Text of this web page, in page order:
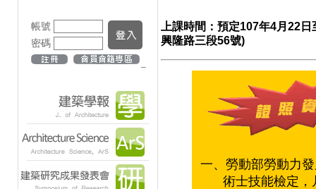
帳號
密碼
上課時間：預定107年4月22
興隆路三段56號)
一、勞動部勞動力
術士技能檢定